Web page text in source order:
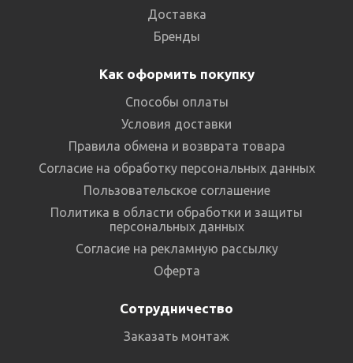
Доставка
Бренды
Как оформить покупку
Способы оплаты
Условия доставки
Правила обмена и возврата товара
Согласие на обработку персональных данных
Пользовательское соглашение
Политика в области обработки и защиты
персональных данных
Согласие на рекламную рассылку
Оферта
Сотрудничество
Заказать монтаж